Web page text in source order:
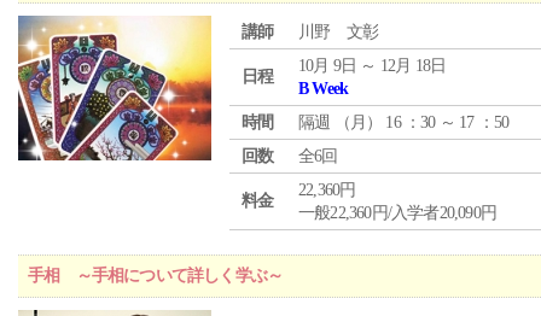
講師 川野 文彰
日程
10月 9日 ～ 12月 18日
B Week
時間
隔週 （ 月 ） 16 ：30 ～ 17 ：50
回数
全6回
料金
22,360円
一般22,360円/入学者20,090円
手相 ～手相について詳しく学ぶ～